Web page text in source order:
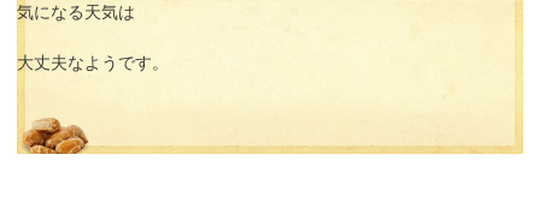
気になる天気は
大丈夫なようです。